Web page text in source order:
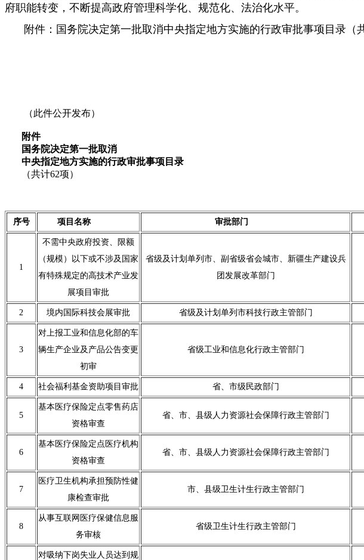
府职能转变，不断提高政府管理科学化、规范化、法治化水平。
附件：国务院决定第一批取消中央指定地方实施的行政审批事项目录（
（此件公开发布）
附件
国务院决定第一批取消
中央指定地方实施的行政审批事项目录
（共计62项）
序号 项目名称 审批部门
1
不需中央政府投资、限额
（规模）以下或不涉及国家
有特殊规定的高技术产业发
展项目审批
省级及计划单列市、副省级省会城市、新疆生产建设兵
团发展改革部门
2 境内国际科技会展审批 省级及计划单列市科技行政主管部门
3
对上报工业和信息化部的车
辆生产企业及产品公告变更
初审
省级工业和信息化行政主管部门
4 社会福利基金资助项目审批 省、市级民政部门
5
基本医疗保险定点零售药店
资格审查
省、市、县级人力资源社会保障行政主管部门
6
基本医疗保险定点医疗机构
资格审查
省、市、县级人力资源社会保障行政主管部门
7
医疗卫生机构承担预防性健
康检查审批
市、县级卫生计生行政主管部门
8
从事互联网医疗保健信息服
务审核
省级卫生计生行政主管部门
对吸纳下岗失业人员达到规